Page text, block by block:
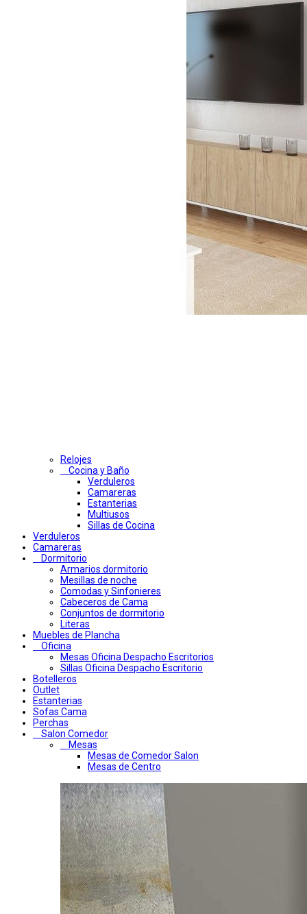
Relojes
Cocina y Baño
Verduleros
Camareras
Estanterias
Multiusos
Sillas de Cocina
Verduleros
Camareras
Dormitorio
Armarios dormitorio
Mesillas de noche
Comodas y Sinfonieres
Cabeceros de Cama
Conjuntos de dormitorio
Literas
Muebles de Plancha
Oficina
Mesas Oficina Despacho Escritorios
Sillas Oficina Despacho Escritorio
Botelleros
Outlet
Estanterias
Sofas Cama
Perchas
Salon Comedor
Mesas
Mesas de Comedor Salon
Mesas de Centro